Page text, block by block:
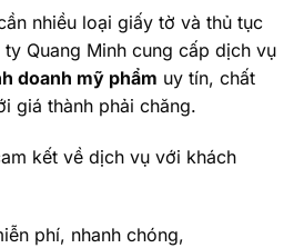
nhiều loại giấy tờ và thủ tục
Quang Minh cung cấp dịch vụ
doanh mỹ phẩm uy tín, chất
giá thành phải chăng.
kết về dịch vụ với khách
phí, nhanh chóng,